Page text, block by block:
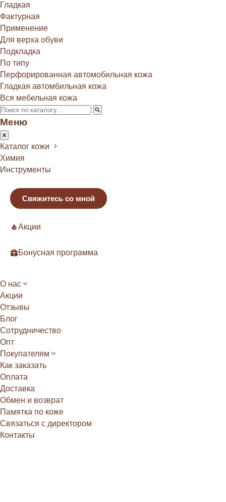
Гладкая
Фактурная
Применение
Для верха обуви
Подкладка
По типу
Перфорированная автомобильная кожа
Гладкая автомбильная кожа
Вся мебельная кожа
Меню
Каталог кожи
Химия
Инструменты
Свяжитесь со мной
Акции
Бонусная программа
О нас
Акции
Отзывы
Блог
Сотрудничество
Опт
Покупателям
Как заказать
Оплата
Доставка
Обмен и возврат
Памятка по коже
Связаться с директором
Контакты